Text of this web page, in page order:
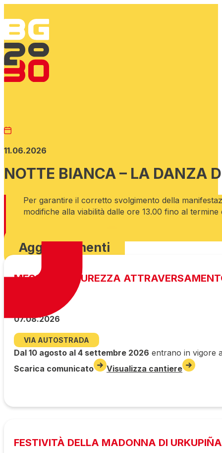
11.06.2026
NOTTE BIANCA – LA DANZA
Per garantire il corretto svolgimento della
modifiche alla viabilità dalle ore 13.00 fino al termine
Aggiornamenti
MESSA IN SICUREZZA
07.08.2026
VIA AUTOSTRADA
Dal 10 agosto al 4 settembre 2026 entrano in vigore
Scarica comunicato
Visualizza cantiere
FESTIVITÀ DELLA MADONNA DI URKUPIÑA